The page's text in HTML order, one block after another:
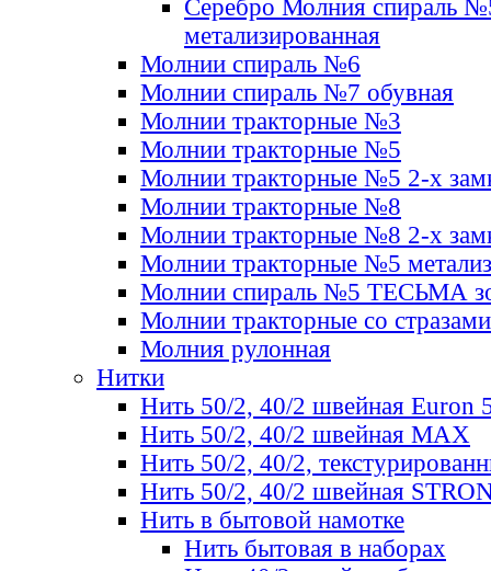
Серебро Молния спираль
метализированная
Молнии спираль №6
Молнии спираль №7 обувная
Молнии тракторные №3
Молнии тракторные №5
Молнии тракторные №5 2-х
Молнии тракторные №8
Молнии тракторные №8 2-х
Молнии тракторные №5
Молнии спираль №5 ТЕСЬМА
Молнии тракторные со стразами
Молния рулонная
Нитки
Нить 50/2, 40/2 швейная Euron
Нить 50/2, 40/2 швейная МАХ
Нить 50/2, 40/2,
Нить 50/2, 40/2 швейная
Нить в бытовой намотке
Нить бытовая в наборах